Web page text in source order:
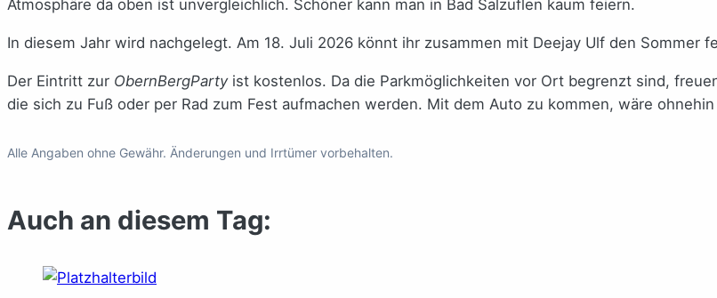
Atmosphäre da oben ist unvergleichlich. Schöner kann man in Bad Salzuflen kaum feiern.
In diesem Jahr wird nachgelegt. Am 18. Juli 2026 könnt ihr zusammen mit Deejay Ulf den Sommer
Der Eintritt zur ObernBergPartyist kostenlos. Da die Parkmöglichkeiten vor Ort begrenzt sind,
die sich zu Fuß oder per Rad zum Fest aufmachen werden. Mit dem Auto zu kommen, wäre
Alle Angaben ohne Gewähr. Änderungen und Irrtümer vorbehalten.
Auch an diesem Tag: